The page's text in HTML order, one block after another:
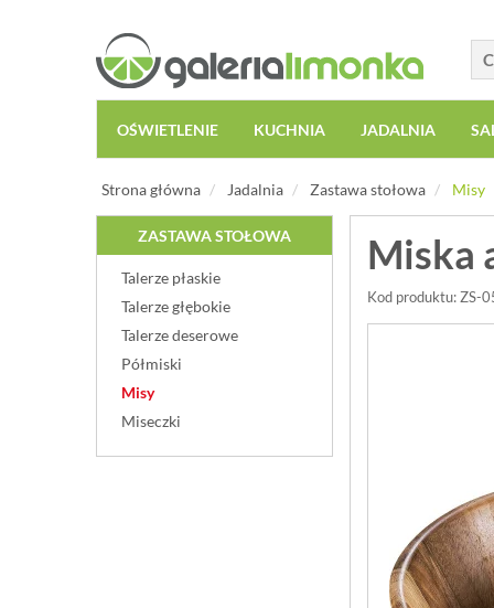
OŚWIETLENIE KUCHNIA JADALNIA
Strona główna Jadalnia Zastawa stołowa Misy
ZASTAWA STOŁOWA
Talerze płaskie
Talerze głębokie
Talerze deserowe
Półmiski
Misy
Miseczki
Miska
Kod produktu: ZS-